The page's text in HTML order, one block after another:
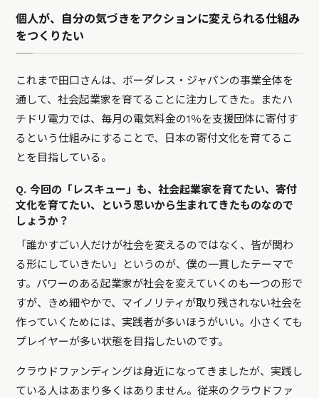
個人が、自分の気づきをアクションに変えられる仕組み
をつくりたい
これまで田口さんは、ボーダレス・ジャパンの事業全体を
通して、社会起業家を育てることに注力してきた。またハ
チドリ電力では、毎月の電気料金の1％を支援団体に寄付す
るという仕組みにすることで、日本の寄付文化を育てるこ
とを目指している。
Q. 今回の「レスキュー」も、社会起業家を育てたい、寄付
文化を育てたい、という思いから生まれてきたものなので
しょうか？
「誰かすごい人だけが社会を変えるのではなく、皆が関わ
る形にしていきたい」というのが、僕の一貫したテーマで
す。パワーのある起業家が社会を変えていくのも一つの形で
すが、きめ細やかで、マイノリティが取り残されない社会を
作っていくためには、実践者が多いほうがいい。小さくても
プレイヤーが多い状態を目指したいのです。
クラウドファンディングは身近になってきましたが、実践し
ている人はあまり多くはありません。従来のクラウドファ